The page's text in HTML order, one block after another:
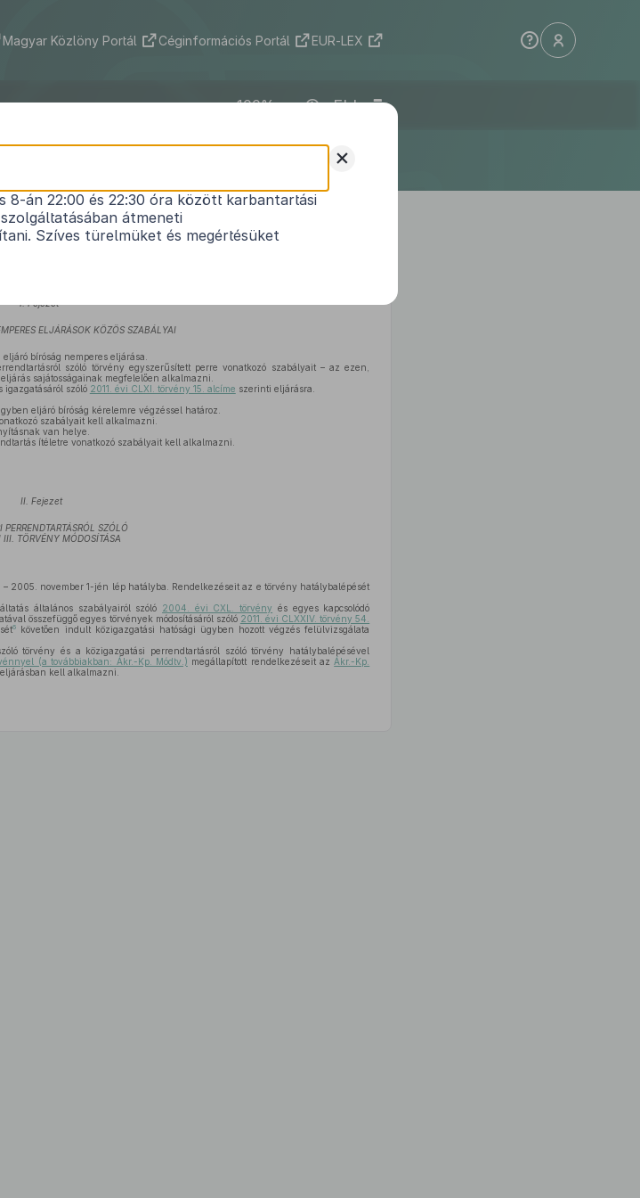
Magyar Közlöny Portál Céginformációs Portál EUR-LEX
ELI
XVII. törvény
évi III. törvénymódosításáról és az egyes
alkalmazandó szabályokról
I. Fejezet
ELJÁRÁSOK KÖZÖS SZABÁLYAI
bíróság nemperes eljárása.
szóló törvény egyszerűsített perre vonatkozó szabályait – az ezen,
sajátosságainak megfelelően alkalmazni.
igazgatásáról szóló 2011. évi CLXI. törvény 15. alcíme szerinti eljárásra.
eljáró bíróság kérelemre végzéssel határoz.
szabályait kell alkalmazni.
van helye.
ítéletre vonatkozó szabályait kell alkalmazni.
II. Fejezet
PERRENDTARTÁSRÓL SZÓLÓ
III. TÖRVÉNY MÓDOSÍTÁSA
2005. november 1-jén lép hatályba. Rendelkezéseit az e törvény hatálybalépését
általános szabályairól szóló 2004. évi CXL. törvény és egyes kapcsolódó
összefüggő egyes törvények módosításáról szóló 2011. évi CLXXIV. törvény 54.
6
követően indult közigazgatási hatósági ügyben hozott végzés felülvizsgálata
törvény és a közigazgatási perrendtartásról szóló törvény hatálybalépésével
(a továbbiakban: Ákr.-Kp. Módtv.) megállapított rendelkezéseit az Ákr.-Kp.
kell alkalmazni.
+
8-án 22:00 és 22:30 óra között karbantartási
átmeneti
Szíves türelmüket és megértésüket